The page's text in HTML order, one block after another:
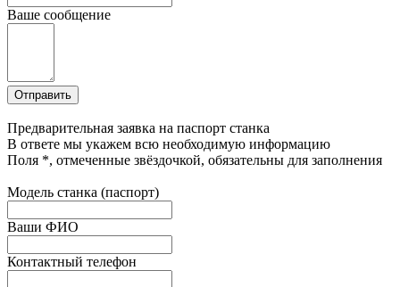
Ваше сообщение
Предварительная заявка на паспорт станка
В ответе мы укажем всю необходимую информацию
Поля *, отмеченные звёздочкой, обязательны для заполнения
Модель станка (паспорт)
Ваши ФИО
Контактный телефон